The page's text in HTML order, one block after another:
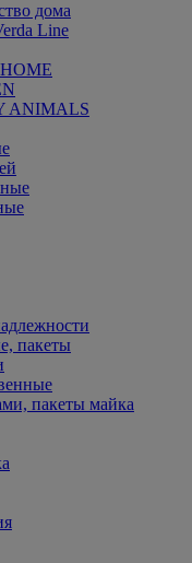
дома
Line
ANIMALS
пакеты
пакеты майка